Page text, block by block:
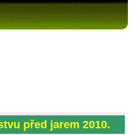
před jarem 2010.